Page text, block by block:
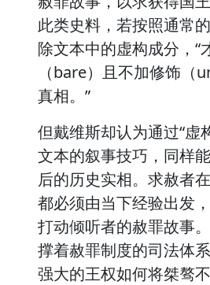
此类史料，若按照通常
除文本中的虚构成分，“
（bare）且不加修饰（
真相。”
但戴维斯却认为通过“
文本的叙事技巧，同样
后的历史实相。求赦者
都必须由当下经验出发
打动倾听者的赦罪故事
撑着赦罪制度的司法体
强大的王权如何将桀骜